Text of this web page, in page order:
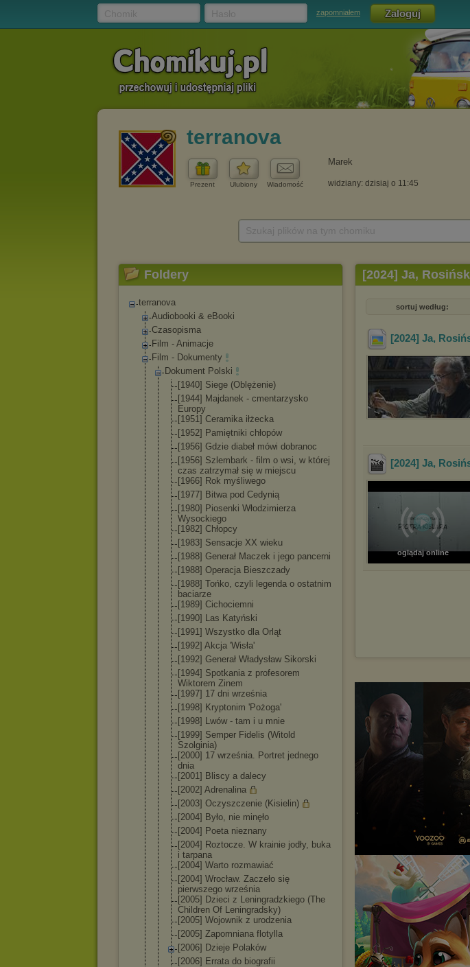
zapomniałem
terranova
Prezent Ulubiony Wiadomość
Marek
widziany: dzisiaj o 11:45
Foldery
terranova
Audiobooki & eBooki
Czasopisma
Film - Animacje
Film - Dokumenty
Dokument Polski
[1940] Siege (Oblężenie)
[1944] Majdanek - cmentarzysko
Europy
[1951] Ceramika iłżecka
[1952] Pamiętniki chłopów
[1956] Gdzie diabeł mówi dobranoc
[1956] Szlembark - film o wsi, w której
czas zatrzymał się w miejscu
[1966] Rok myśliwego
[1977] Bitwa pod Cedynią
[1980] Piosenki Włodzimierza
Wysockiego
[1982] Chłopcy
[1983] Sensacje XX wieku
[1988] Generał Maczek i jego pancerni
[1988] Operacja Bieszczady
[1988] Tońko, czyli legenda o ostatnim
baciarze
[1989] Cichociemni
[1990] Las Katyński
[1991] Wszystko dla Orląt
[1992] Akcja 'Wisła'
[1992] Generał Władysław Sikorski
[1994] Spotkania z profesorem
Wiktorem Zinem
[1997] 17 dni września
[1998] Kryptonim 'Pożoga'
[1998] Lwów - tam i u mnie
[1999] Semper Fidelis (Witold
Szolginia)
[2000] 17 września. Portret jednego
dnia
[2001] Bliscy a dalecy
[2002] Adrenalina
[2003] Oczyszczenie (Kisielin)
[2004] Było, nie minęło
[2004] Poeta nieznany
[2004] Roztocze. W krainie jodły, buka
i tarpana
[2004] Warto rozmawiać
[2004] Wrocław. Zaczeło się
pierwszego września
[2005] Dzieci z Leningradzkiego (The
Children Of Leningradsky)
[2005] Wojownik z urodzenia
[2005] Zapomniana flotylla
[2006] Dzieje Polaków
[2006] Errata do biografii
[2024] Ja,
sortuj według:
[2024] Ja,
[2024] Ja,
oglądaj online